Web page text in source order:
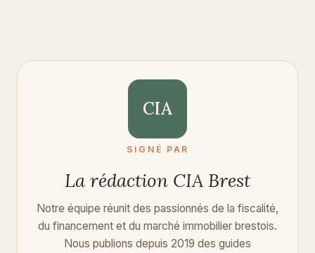
CIA
SIGNÉ PAR
La rédaction CIA Brest
Notre équipe réunit des passionnés de la fiscalité,
du financement et du marché immobilier brestois.
Nous publions depuis 2019 des guides